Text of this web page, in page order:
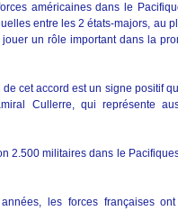
américaines dans le
entre les 2 états-majors, au
un rôle important dans la
cet accord est un signe positif
Cullerre, qui représente
2.500 militaires dans le
les forces françaises